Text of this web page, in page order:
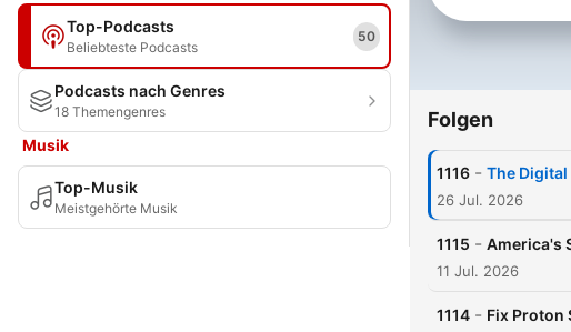
Top-Podcasts
Beliebteste Podcasts
50
Podcasts nach Genres
18 Themengenres
Musik
Top-Musik
Meistgehörte Musik
Folgen
1116 - The Digital
26 Jul. 2026
1115 - America's
11 Jul. 2026
1114 - Fix Proton